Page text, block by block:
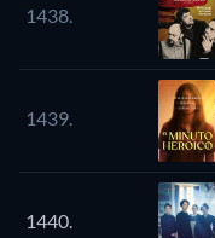
1438.
1439.
1440.